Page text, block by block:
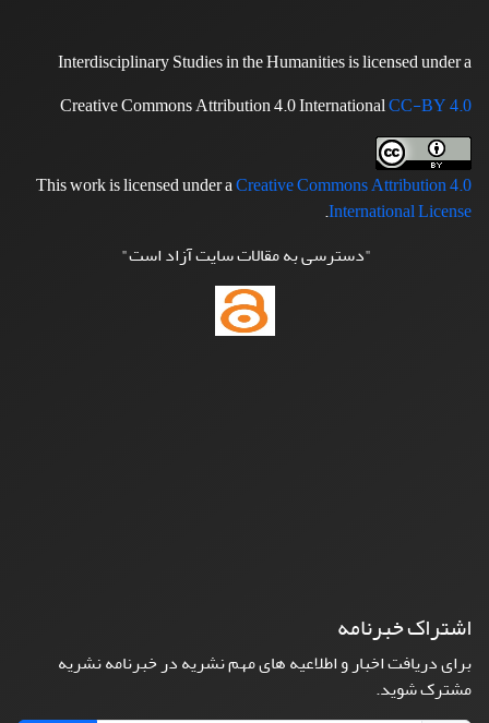
Interdisciplinary Studies in the Humanities is licensed under a
Creative Commons Attribution 4.0 InternationalCC-BY 4.0
This work is licensed under aCreative Commons Attribution 4.0
International License
.
"دسترسی به مقالات سایت آزاد است"
اشتراک خبرنامه
برای دریافت اخبار و اطلاعیه های مهم نشریه در خبرنامه نشریه
مشترک شوید.